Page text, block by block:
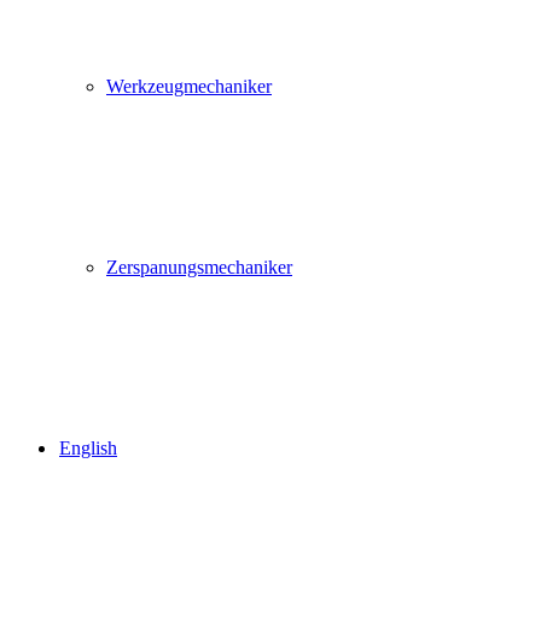
Werkzeugmechaniker
Zerspanungsmechaniker
English